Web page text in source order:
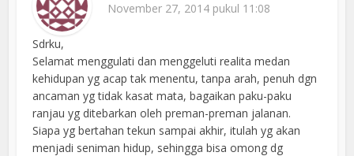
November 27, 2014 pukul 11:08
Sdrku,
Selamat menggulati dan menggeluti realita medan
kehidupan yg acap tak menentu, tanpa arah, penuh dgn
ancaman yg tidak kasat mata, bagaikan paku-paku
ranjau yg ditebarkan oleh preman-preman jalanan.
Siapa yg bertahan tekun sampai akhir, itulah yg akan
menjadi seniman hidup, sehingga bisa omong dg